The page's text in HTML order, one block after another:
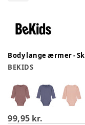
Body lange ærmer -
BEKIDS
99,95 kr.